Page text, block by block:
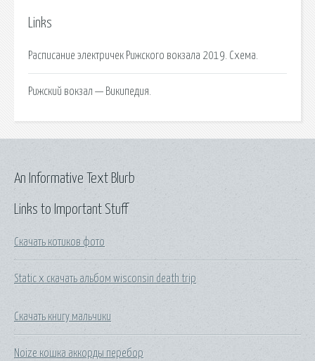
Links
Расписание электричек Рижского вокзала 2019. Схема.
Рижский вокзал — Википедия.
Links to Important Stuff
Скачать котиков фото
Static x скачать альбом wisconsin death trip
Скачать книгу мальчики
Noize кошка аккорды перебор
An Informative Text Blurb